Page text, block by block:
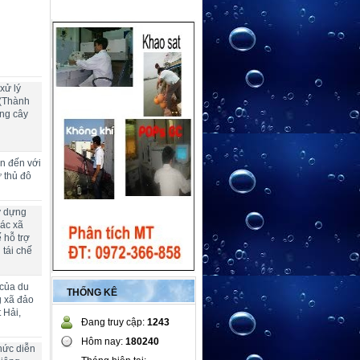
lý
cây
đến với
thủ đô
dựng
xã
hỗ trợ
tái chế
du
xã đảo
Hải,
diễn
THỐNG KÊ
Đang truy cập: 1243
Hôm nay: 180240